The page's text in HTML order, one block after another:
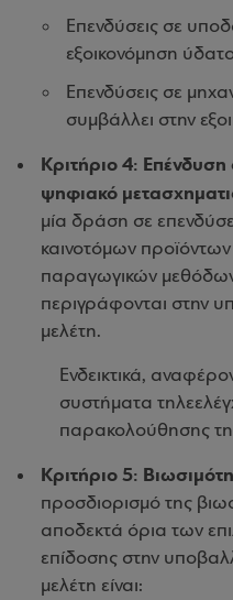
Επενδύσεις σε
εξοικονόμηση
Επενδύσεις σε
συμβάλλει στην
Κριτήριο 4: Επένδυση
ψηφιακό
μία δράση σε
καινοτόμων
παραγωγικών μεθόδων
περιγράφονται στην
μελέτη.
Ενδεικτικά,
συστήματα
παρακολούθησης
Κριτήριο 5:
προσδιορισμό της
αποδεκτά όρια των
επίδοσης στην
μελέτη είναι: